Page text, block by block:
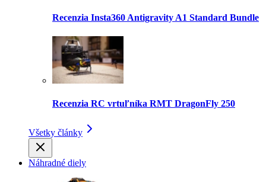
Recenzia Insta360 Antigravity A1 Standard Bundle
Recenzia RC vrtuľníka RMT DragonFly 250
Všetky články
Náhradné diely